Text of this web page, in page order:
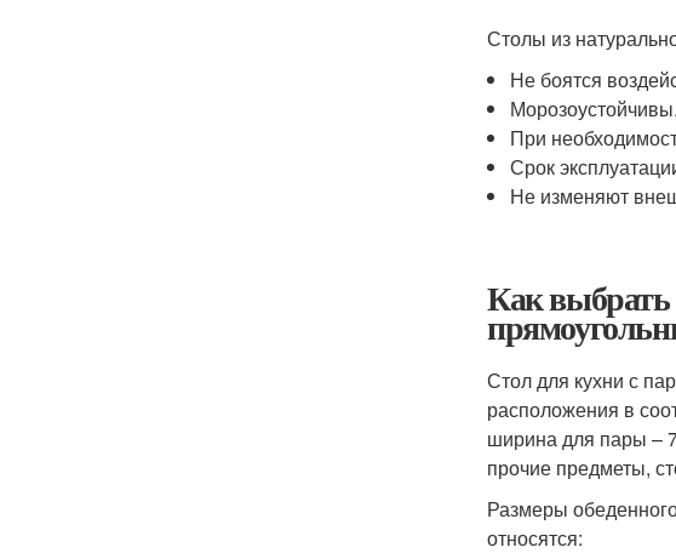
Столы из
Не боятся
Морозоустойчивы.
При
Срок
Не изменяют
Как выбрать
Стол для кухни с
расположения в
ширина для пары –
прочие предметы,
Размеры
относятся: